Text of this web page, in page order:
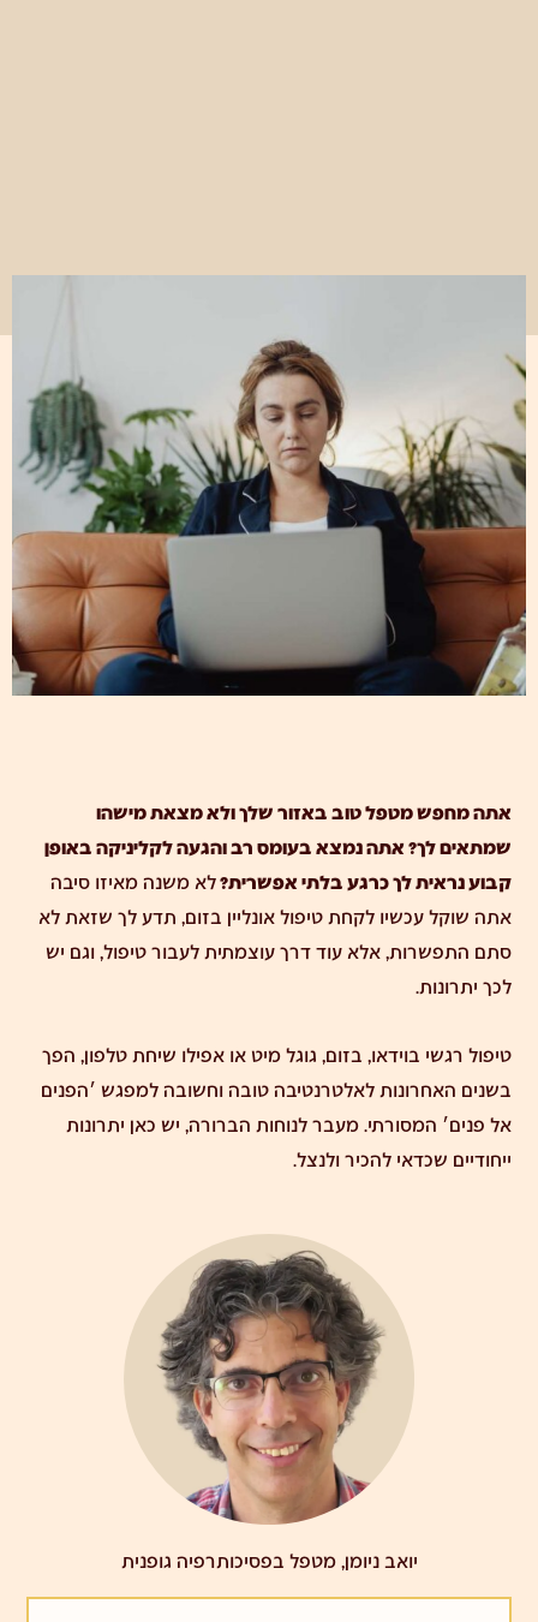
אתה מחפש מטפל טוב באזור שלך ולא מצאת מישהו
שמתאים לך? אתה נמצא בעומס רב והגעה לקליניקה באופן
קבוע נראית לך כרגע בלתי אפשרית?לא משנה מאיזו סיבה
אתה שוקל עכשיו לקחת טיפול אונליין בזום, תדע לך שזאת לא
סתם התפשרות, אלא עוד דרך עוצמתית לעבור טיפול, וגם יש
לכך יתרונות.
טיפול רגשי בוידאו, בזום, גוגל מיט או אפילו שיחת טלפון, הפך
בשנים האחרונות לאלטרנטיבה טובה וחשובה למפגש ׳הפנים
אל פנים׳ המסורתי. מעבר לנוחות הברורה, יש כאן יתרונות
ייחודיים שכדאי להכיר ולנצל.
יואב ניומן, מטפל בפסיכותרפיה גופנית